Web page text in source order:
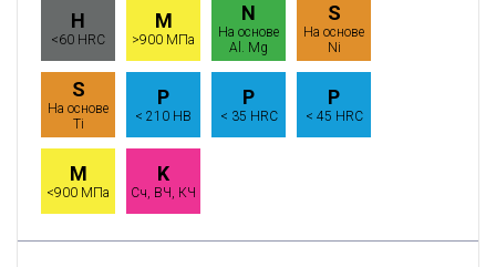
H
<60 HRC
M
>900 МПа
N
На основе
Al. Mg
S
На основе
Ni
S
На основе
Ti
P
< 210 HB
P
< 35 HRC
P
< 45 HRC
M
<900 МПа
K
Сч, ВЧ, КЧ